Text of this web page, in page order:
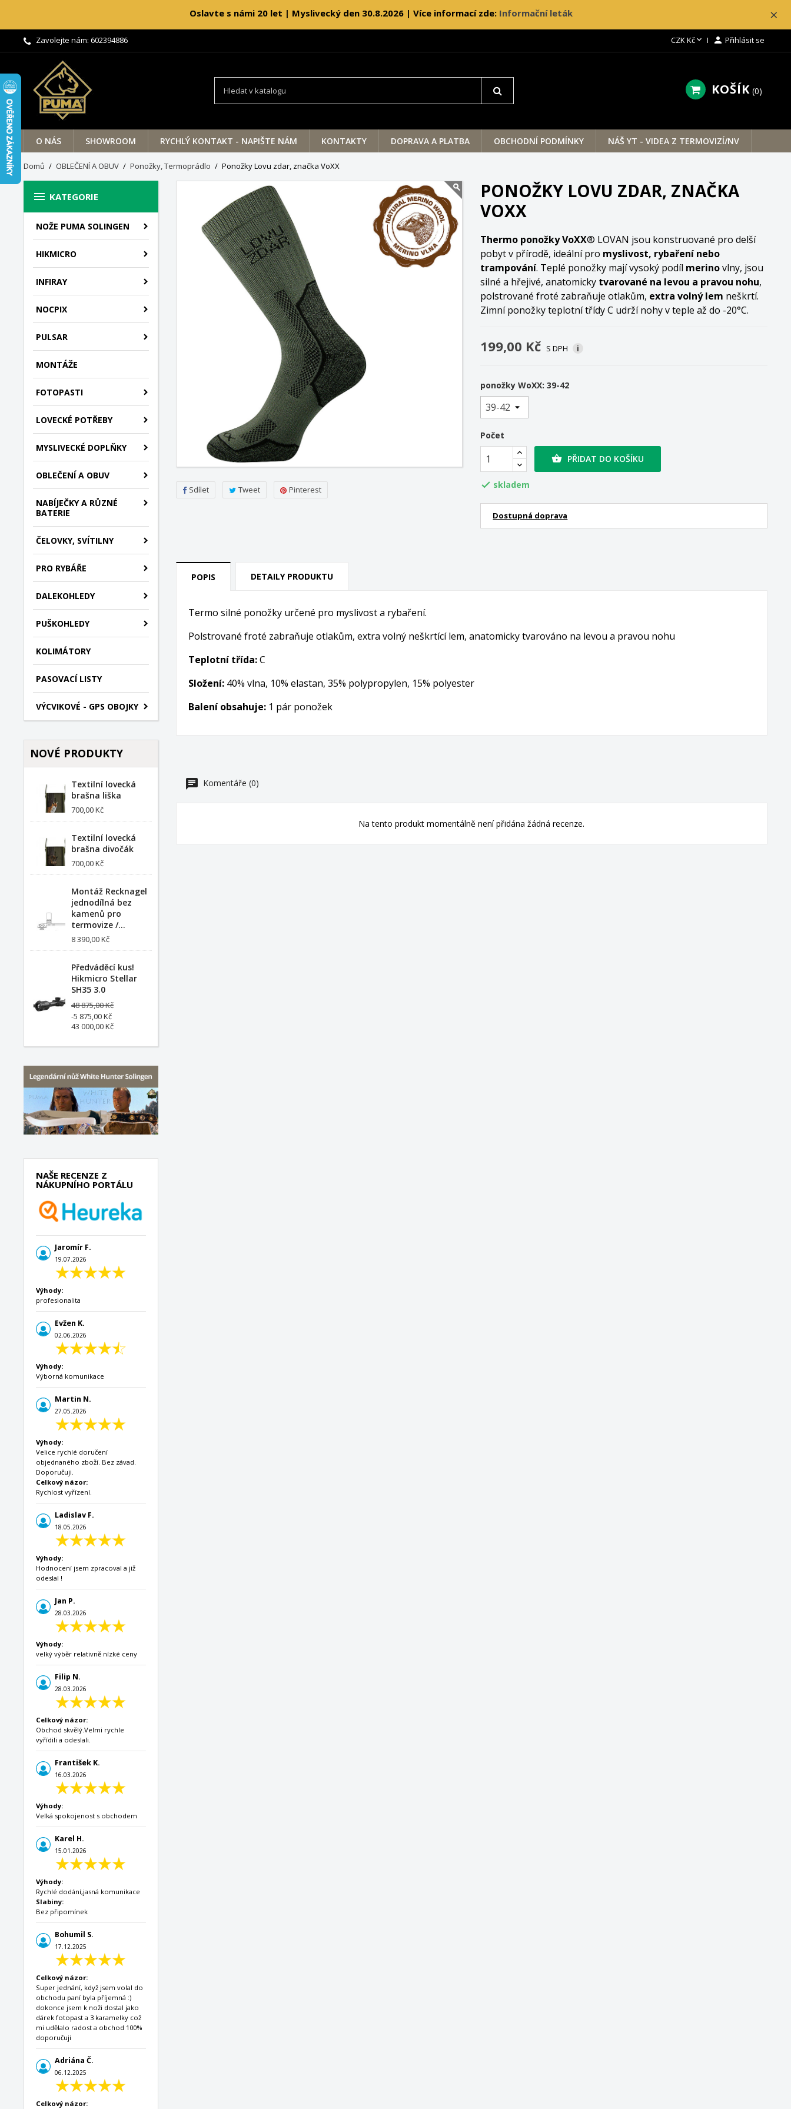
×
Oslavte s námi 20 let | Myslivecký den 30.8.2026 | Více informací zde: Informační leták
Zavolejte nám: 602394886 CZK Kč  Přihlásit se
KOŠÍK 0
O NÁS SHOWROOM RYCHLÝ KONTAKT - NAPIŠTE NÁM KONTAKTY DOPRAVA A PLATBA OBCHODNÍ PODMÍNKY NÁŠ YT - VIDEA Z TERMOVIZÍ/NV
Domů OBLEČENÍ A OBUV Ponožky, Termoprádlo Ponožky Lovu zdar, značka VoXX
 KATEGORIE
NOŽE PUMA SOLINGEN
HIKMICRO
INFIRAY
NOCPIX
PULSAR
MONTÁŽE
FOTOPASTI
LOVECKÉ POTŘEBY
MYSLIVECKÉ DOPLŇKY
OBLEČENÍ A OBUV
NABÍJEČKY A RŮZNÉ
BATERIE
ČELOVKY, SVÍTILNY
PRO RYBÁŘE
DALEKOHLEDY
PUŠKOHLEDY
KOLIMÁTORY
PASOVACÍ LISTY
VÝCVIKOVÉ - GPS OBOJKY
NOVÉ PRODUKTY
Textilní lovecká
brašna liška
700,00 Kč
Textilní lovecká
brašna divočák
700,00 Kč
Montáž Recknagel
jednodílná bez
kamenů pro
termovize /...
8 390,00 Kč
Předváděcí kus!
Hikmicro Stellar
SH35 3.0
48 875,00 Kč
-5 875,00 Kč
43 000,00 Kč
NAŠE RECENZE Z
NÁKUPNÍHO PORTÁLU
Jaromír F.
19.07.2026
Výhody:
profesionalita
Evžen K.
02.06.2026
Výhody:
Výborná komunikace
Martin N.
27.05.2026
Výhody:
Velice rychlé doručení
objednaného zboží. Bez závad.
Doporučuji.
Celkový názor:
Rychlost vyřízení.
Ladislav F.
18.05.2026
Výhody:
Hodnocení jsem zpracoval a již
odeslal !
Jan P.
28.03.2026
Výhody:
velký výběr relativně nízké ceny
Filip N.
28.03.2026
Celkový názor:
Obchod skvělý.Velmi rychle
vyřídili a odeslali.
František K.
16.03.2026
Výhody:
Velká spokojenost s obchodem
Karel H.
15.01.2026
Výhody:
Rychlé dodání,jasná komunikace
Slabiny:
Bez připomínek
Bohumil S.
17.12.2025
Celkový názor:
Super jednání, když jsem volal do
obchodu paní byla příjemná :)
dokonce jsem k noži dostal jako
dárek fotopast a 3 karamelky což
mi udělalo radost a obchod 100%
doporučuji
Adriána Č.
06.12.2025
Celkový názor:
Sdílet Tweet Pinterest
PONOŽKY LOVU ZDAR, ZNAČKA
VOXX
Thermo ponožky VoXX® LOVAN jsou konstruované pro delší
pobyt v přírodě, ideální pro myslivost, rybaření nebo
trampování. Teplé ponožky mají vysoký podíl merinovlny, jsou
silné a hřejivé, anatomicky tvarované na levou a pravou nohu,
polstrované froté zabraňuje otlakům, extra volný lem neškrtí.
Zimní ponožky teplotní třídy C udrží nohy v teple až do -20°C.
199,00 Kč S DPH i
ponožky WoXX: 39-42
Počet
 PŘIDAT DO KOŠÍKU
 skladem
Dostupná doprava
POPIS DETAILY PRODUKTU
Termo silné ponožky určené pro myslivost a rybaření.
Polstrované froté zabraňuje otlakům, extra volný neškrtící lem, anatomicky tvarováno na levou a pravou nohu
Teplotní třída:C
Složení: 40% vlna, 10% elastan, 35% polypropylen, 15% polyester
Balení obsahuje: 1 pár ponožek
Komentáře (0)
Na tento produkt momentálně není přidána žádná recenze.